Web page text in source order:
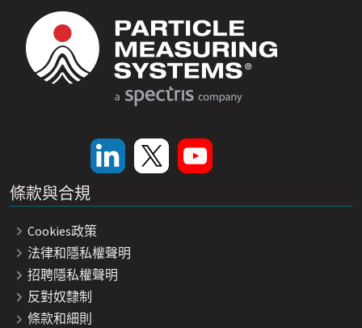
條款與合規
Cookies政策
法律和隱私權聲明
招聘隱私權聲明
反對奴隸制
條款和細則